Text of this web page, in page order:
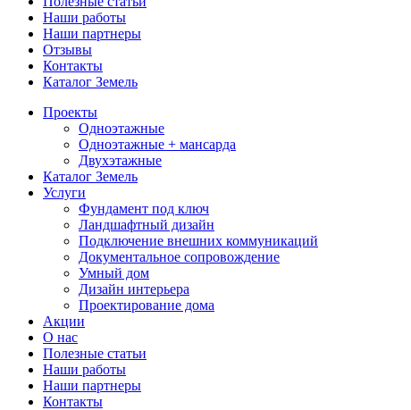
Наши работы
Наши партнеры
Отзывы
Контакты
Каталог Земель
Проекты
Одноэтажные
Одноэтажные + мансарда
Двухэтажные
Каталог Земель
Услуги
Фундамент под ключ
Ландшафтный дизайн
Подключение внешних коммуникаций
Документальное сопровождение
Умный дом
Дизайн интерьера
Проектирование дома
Акции
О нас
Полезные статьи
Наши работы
Наши партнеры
Контакты